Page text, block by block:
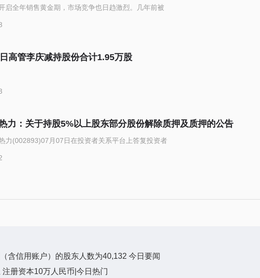
启全年销售黄金期，市场竞争也日趋激烈。几年前被
高管李庆减持股份合计1.95万股
力：关于持股5%以上股东部分股份解除质押及质押的公告
力(002893)07月07日在投资者关系平台上答复投资者
含信用账户）的股东人数为40,132 今日要闻
册资本10万人民币|今日热门